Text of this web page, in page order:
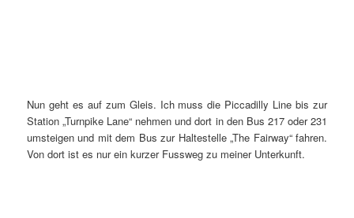
Nun geht es auf zum Gleis. Ich muss die Piccadilly Line bis zur
Station „Turnpike Lane“ nehmen und dort in den Bus 217 oder 231
umsteigen und mit dem Bus zur Haltestelle „The Fairway“ fahren.
Von dort ist es nur ein kurzer Fussweg zu meiner Unterkunft.